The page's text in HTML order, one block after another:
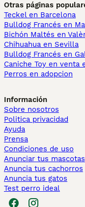
Otras páginas
Teckel en Barcelona
Bulldog Francés en
Bichón Maltés en
Chihuahua en Sevilla
Bulldog Francés en
Caniche Toy en venta
Perros en adopcion
Información
Sobre nosotros
Politica privacidad
Ayuda
Prensa
Condiciones de uso
Anunciar tus mascotas
Anuncia tus cachorros
Anuncia tus gatos
Test perro ideal